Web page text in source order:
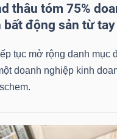
thâu tóm 75%
bất động sản từ
tục mở rộng danh mục
doanh nghiệp kinh